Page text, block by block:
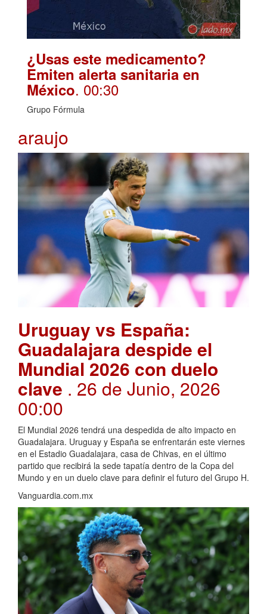
¿Usas este medicamento?
Emiten alerta sanitaria en
México. 00:30
Grupo Fórmula
araujo
Uruguay vs España:
Guadalajara despide el
Mundial 2026 con duelo
clave . 26 de Junio, 2026
00:00
El Mundial 2026 tendrá una despedida de alto impacto en
Guadalajara. Uruguay y España se enfrentarán este viernes
en el Estadio Guadalajara, casa de Chivas, en el último
partido que recibirá la sede tapatía dentro de la Copa del
Mundo y en un duelo clave para definir el futuro del Grupo H.
Vanguardia.com.mx